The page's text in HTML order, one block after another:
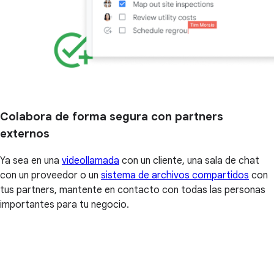
Colabora de forma segura con partners
externos
Ya sea en una videollamada con un cliente, una sala de chat
con un proveedor o un sistema de archivos compartidos con
tus partners, mantente en contacto con todas las personas
importantes para tu negocio.